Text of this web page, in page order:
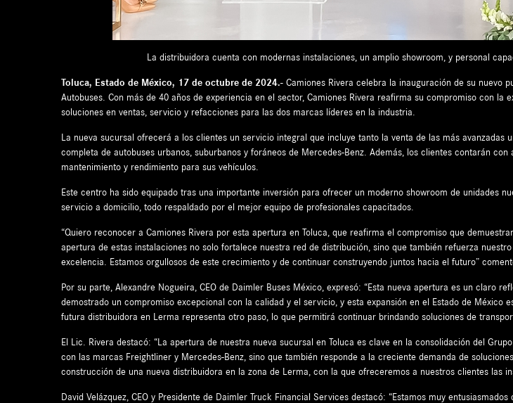
La distribuidora cuenta con modernas instalaciones, un amplio showroom, y personal
Toluca, Estado de México, 17 de octubre de 2024.- Camiones Rivera celebra la inauguración de su nuevo
Autobuses. Con más de 40 años de experiencia en el sector, Camiones Rivera reafirma su compromiso con
soluciones en ventas, servicio y refacciones para las dos marcas líderes en la industria.
La nueva sucursal ofrecerá a los clientes un servicio integral que incluye tanto la venta de las más
completa de autobuses urbanos, suburbanos y foráneos de Mercedes-Benz. Además, los clientes contarán
mantenimiento y rendimiento para sus vehículos.
Este centro ha sido equipado tras una importante inversión para ofrecer un moderno showroom de unidades
servicio a domicilio, todo respaldado por el mejor equipo de profesionales capacitados.
“Quiero reconocer a Camiones Rivera por esta apertura en Toluca, que reafirma el compromiso que
apertura de estas instalaciones no solo fortalece nuestra red de distribución, sino que también refuerza
excelencia. Estamos orgullosos de este crecimiento y de continuar construyendo juntos hacia el futuro”
Por su parte, Alexandre Nogueira, CEO de Daimler Buses México, expresó: “Esta nueva apertura es un claro
demostrado un compromiso excepcional con la calidad y el servicio, y esta expansión en el Estado de
futura distribuidora en Lerma representa otro paso, lo que permitirá continuar brindando soluciones de
El Lic. Rivera destacó: “La apertura de nuestra nueva sucursal en Toluca es clave en la consolidación del
con las marcas Freightliner y Mercedes-Benz, sino que también responde a la creciente demanda de
construcción de una nueva distribuidora en la zona de Lerma, con la que ofreceremos a nuestros clientes las
David Velázquez, CEO y Presidente de Daimler Truck Financial Services destacó: “Estamos muy